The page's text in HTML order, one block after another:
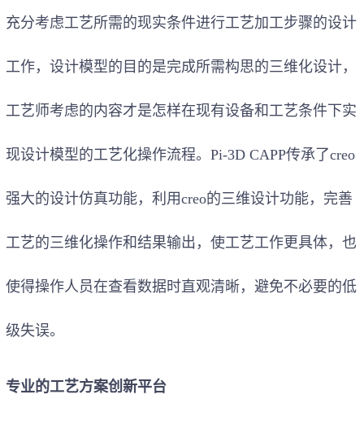
充分考虑工艺所需的现实条件进行工艺加工步骤的设计
工作，设计模型的目的是完成所需构思的三维化设计，
工艺师考虑的内容才是怎样在现有设备和工艺条件下实
现设计模型的工艺化操作流程。Pi-3D CAPP传承了creo
强大的设计仿真功能，利用creo的三维设计功能，完善
工艺的三维化操作和结果输出，使工艺工作更具体，也
使得操作人员在查看数据时直观清晰，避免不必要的低
级失误。
专业的工艺方案创新平台